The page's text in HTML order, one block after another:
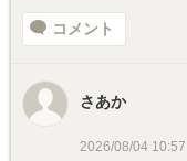
コメント
さあか
2026/08/04 10:57